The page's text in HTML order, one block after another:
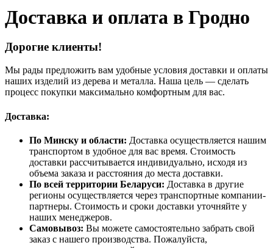
Доставка и оплата в Гродно
Дорогие клиенты!
Мы рады предложить вам удобные условия доставки и оплаты
наших изделий из дерева и металла. Наша цель — сделать
процесс покупки максимально комфортным для вас.
Доставка:
По Минску и области: Доставка осуществляется нашим
транспортом в удобное для вас время. Стоимость
доставки рассчитывается индивидуально, исходя из
объема заказа и расстояния до места доставки.
По всей территории Беларуси: Доставка в другие
регионы осуществляется через транспортные компании-
партнеры. Стоимость и сроки доставки уточняйте у
наших менеджеров.
Самовывоз: Вы можете самостоятельно забрать свой
заказ с нашего производства. Пожалуйста,